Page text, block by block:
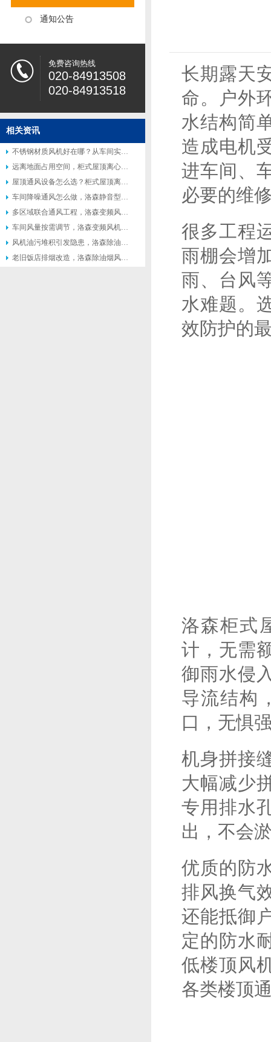
通知公告
免费咨询热线
020-84913508
020-84913518
相关资讯
不锈钢材质风机好在哪？从车间实际使用场景说起
远离地面占用空间，柜式屋顶离心风机受到众多工厂青睐
屋顶通风设备怎么选？柜式屋顶离心风机适配多种工业场景
车间降噪通风怎么做，洛森静音型柜式离心风机适配高要求工况
多区域联合通风工程，洛森变频风机便于联动控制系统搭建
车间风量按需调节，洛森变频风机灵活匹配不同生产工况
风机油污堆积引发隐患，洛森除油烟风机便于日常清理维护
老旧饭店排烟改造，洛森除油烟风机适配原有管道不用大面积施工
长期露天
命。户外
水结构简
造成电机
进车间、
必要的维
很多工程
雨棚会增
雨、台风
水难题。
效防护的
洛森柜式
计，无需
御雨水侵
导流结构
口，无惧
机身拼接
大幅减少
专用排水
出，不会
优质的防
排风换气
还能抵御
定的防水
低楼顶风
各类楼顶